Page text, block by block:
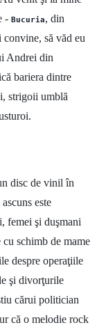
- Bucuria, din
să văd eu
Andrei din
bariera dintre
strigoii umblă
disc de vinil în
este
femei şi duşmani
schimb de mame
despre operaţiile
şi divorţurile
cărui politician
că o melodie rock